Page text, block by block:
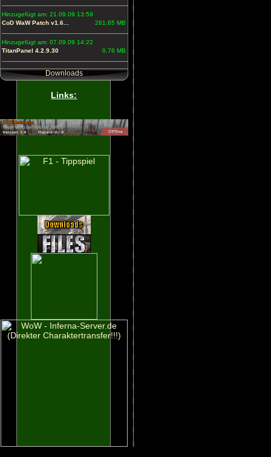
Hinzugefügt am: 21.09.09 13:59
CoD WaW Patch v1.6...
261.65 MB
Hinzugefügt am: 07.09.09 14:22
TitanPanel 4.2.9.30
0.76 MB
Downloads
Links: